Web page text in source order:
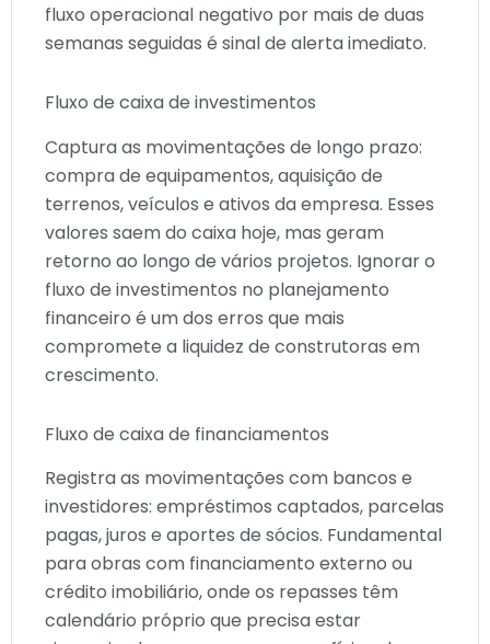
fluxo operacional negativo por mais de duas
semanas seguidas é sinal de alerta imediato.
Fluxo de caixa de investimentos
Captura as movimentações de longo prazo:
compra de equipamentos, aquisição de
terrenos, veículos e ativos da empresa. Esses
valores saem do caixa hoje, mas geram
retorno ao longo de vários projetos. Ignorar o
fluxo de investimentos no planejamento
financeiro é um dos erros que mais
compromete a liquidez de construtoras em
crescimento.
Fluxo de caixa de financiamentos
Registra as movimentações com bancos e
investidores: empréstimos captados, parcelas
pagas, juros e aportes de sócios. Fundamental
para obras com financiamento externo ou
crédito imobiliário, onde os repasses têm
calendário próprio que precisa estar